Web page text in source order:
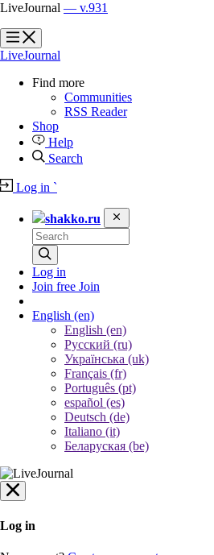
LiveJournal — v.931
?
?
LiveJournal
Find more
Communities
RSS Reader
Shop
Help
Search
Log in `
shakko.ru
Log in
Join free Join
English (en)
English (en)
Русский (ru)
Українська (uk)
Français (fr)
Português (pt)
español (es)
Deutsch (de)
Italiano (it)
Беларуская (be)
Log in